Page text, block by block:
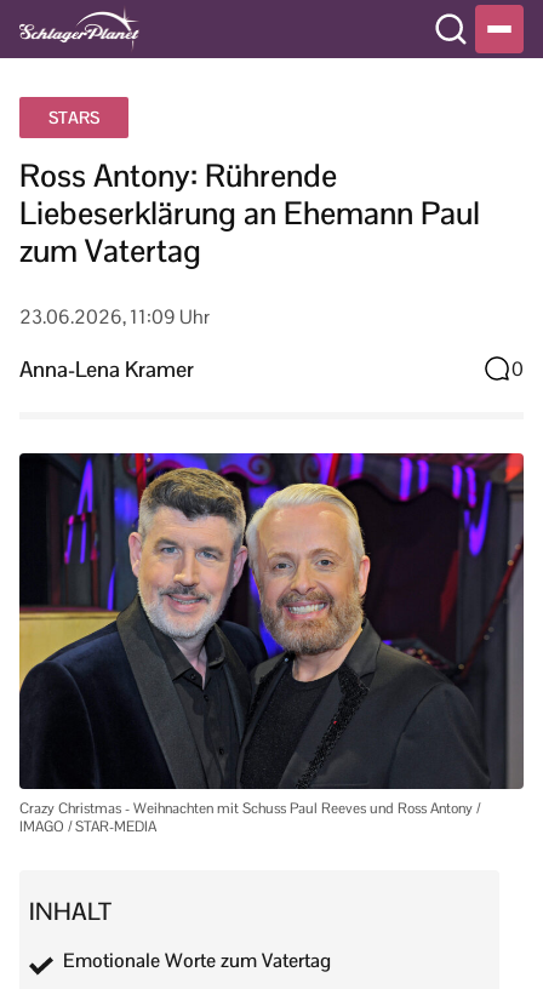
STARS
Ross Antony: Rührende
Liebeserklärung an Ehemann Paul
zum Vatertag
23.06.2026, 11:09 Uhr
Anna-Lena Kramer 0
Crazy Christmas - Weihnachten mit Schuss Paul Reeves und Ross Antony /
IMAGO / STAR-MEDIA
INHALT
Emotionale Worte zum Vatertag